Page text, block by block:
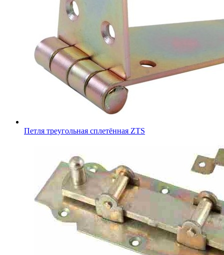
Петля треугольная сплетённая ZTS